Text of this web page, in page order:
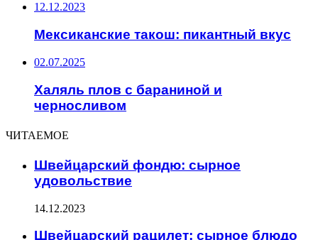
12.12.2023
Мексиканские такош: пикантный вкус
02.07.2025
Халяль плов с бараниной и
черносливом
ЧИТАЕМОЕ
Швейцарский фондю: сырное
удовольствие
14.12.2023
Швейцарский рацилет: сырное блюдо